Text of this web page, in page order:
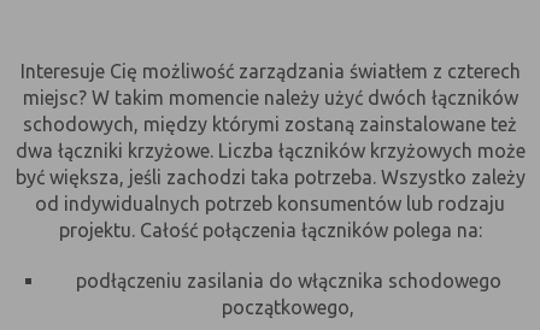
Uwaga:cookie mogą być wywołane przez administratora
za pomocą skryptów, komponentów, które znajdują się na
serwerach partnera, umiejscowionych w innej lokalizacji –
innym kraju lub nawet zupełnie innym systemie prawnym.
W przypadku wywołania przez administratora witryny
komponentów serwisu pochodzących spoza systemu
administratora mogą obowiązywać inne standardowe
zasady polityki cookies niż polityka prywatności / cookies
Interesuje Cię możliwość zarządzania światłem z czterech
miejsc? W takim momencie należy użyć dwóch łączników
schodowych, między którymi zostaną zainstalowane też
dwa łączniki krzyżowe. Liczba łączników krzyżowych może
być większa, jeśli zachodzi taka potrzeba. Wszystko zależy
od indywidualnych potrzeb konsumentów lub rodzaju
projektu. Całość połączenia łączników polega na:
podłączeniu zasilania do włącznika schodowego
początkowego,